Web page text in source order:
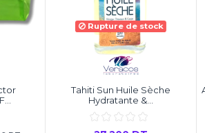
Rupture de stock
Tahiti Sun Huile Sèche
Hydratante &...